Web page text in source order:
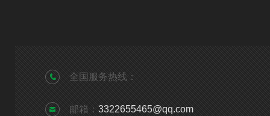
全国服务热线：
邮箱： 3322655465@qq.com